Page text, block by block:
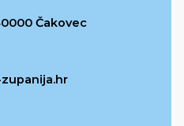
Čakovec